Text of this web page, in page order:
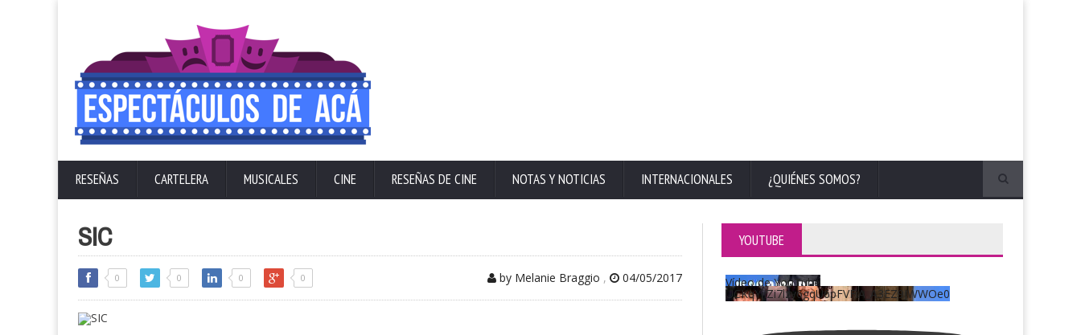
RESEÑAS CARTELERA MUSICALES CINE RESEÑAS DE CINE NOTAS Y NOTICIAS INTERNACIONALES ¿QUIÉNES SOMOS?
SIC
0 0 0 0 by Melanie Braggio , 04/05/2017
YOUTUBE
Vídeo de YouTube
UCKqYjiZi7lzy6gqU6pFVFiA_A3EZ9JWWOe0